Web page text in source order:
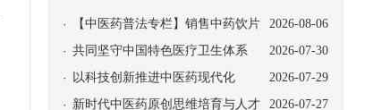
2026-08-06
【中医药普法专栏】销售中药饮片
应告知煎服方法及注意事项
2026-07-30
共同坚守中国特色医疗卫生体系
2026-07-29
以科技创新推进中医药现代化
2026-07-27
新时代中医药原创思维培育与人才